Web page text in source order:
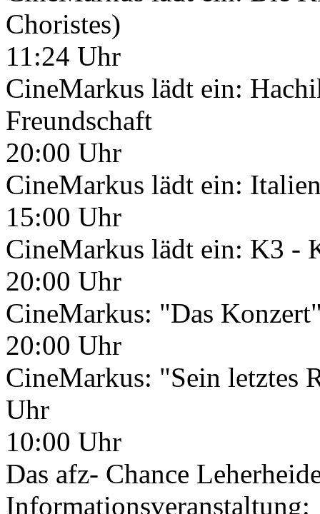
Choristes)
11:24 Uhr
CineMarkus lädt ein:
Freundschaft
20:00 Uhr
CineMarkus lädt ein:
15:00 Uhr
CineMarkus lädt ein: K3 -
20:00 Uhr
CineMarkus: "Das
20:00 Uhr
CineMarkus: "Sein letztes
Uhr
10:00 Uhr
Das afz- Chance
Informationsveranstaltung: